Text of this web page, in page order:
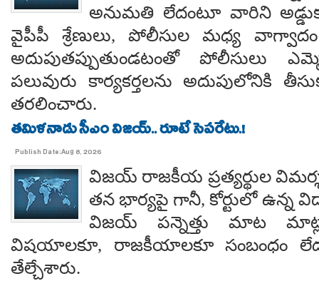
అనుమతి లేదంటూ వారిని
వైపీపీ శ్రేణులు, పోలీసుల మధ్య వాగ్వాదం
అదుపుతప్పుతుండటంతో పోలీసులు
పలువురు కార్యకర్తలను అదుపులోనికి
తరలించారు.
తమిళనాడు సీఎం విజయ్.. రూటే సెపరేటు.!
Publish Date:Aug 8, 2026
విజయ్ రాజకీయ ప్రత్యర్థుల
తన భార్యపై గానీ, కోర్టులో ఉన్న
విజయ్ పన్నెత్తు మాట
విషయాలకూ, రాజకీయాలకూ సంబంధం
తేల్చేశారు.